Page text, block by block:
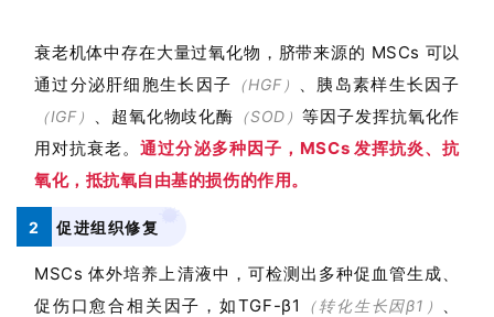
资
讯
再
生
医
衰老机体中存在大量过氧化物，脐带来源的 MSCs 可以
通过分泌肝细胞生长因子 （HGF） 、胰岛素样生长因子
（IGF） 、超氧化物歧化酶 （SOD）等因子发挥抗氧化作
用对抗衰老。通过分泌多种因子，MSCs 发挥抗炎、抗
氧化，抵抗氧自由基的损伤的作用。
2 促进组织修复
MSCs 体外培养上清液中，可检测出多种促血管生成、
促伤口愈合相关因子，如TGF-β1 （转化生长因β1）